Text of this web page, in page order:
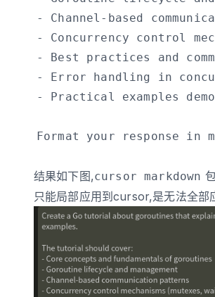
结果如下图,cursor markdown
只能局部应用到cursor,是无法全部